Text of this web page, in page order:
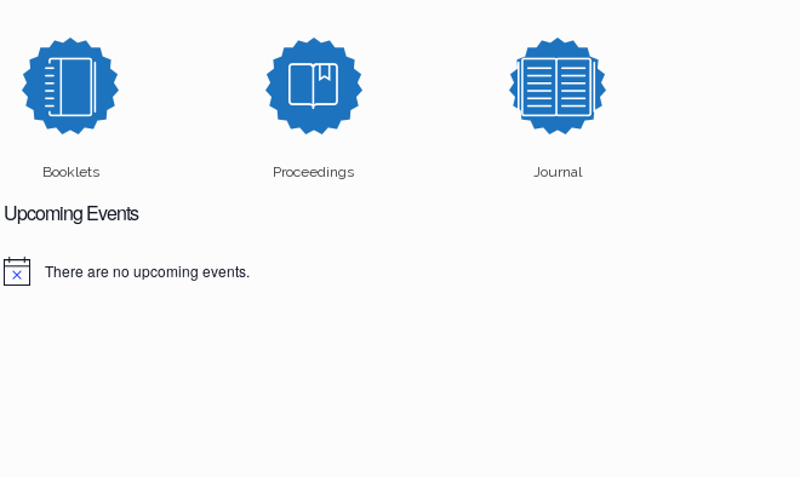
Booklets Proceedings Journal
Upcoming Events
N
There are no upcoming events.